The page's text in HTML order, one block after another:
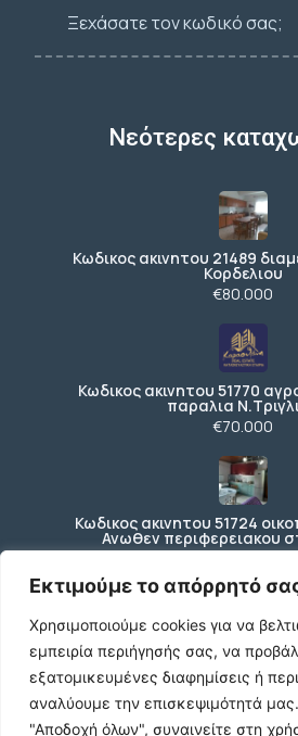
Εκτιμούμε το απόρρητό
Χρησιμοποιούμε cookies για να
εμπειρία περιήγησής σας, να
εξατομικευμένες διαφημίσεις ή
αναλύουμε την επισκεψιμότητά μας.
"Αποδοχή όλων", συναινείτε στη
Ξεχάσατε τον κωδικό σας;
Νεότερες
Κωδικος ακινητου 21489
Κορδελιου
€80.000
Κωδικος ακινητου 51770
παραλια
€70.000
Κωδικος ακινητου 51724
Ανωθεν περιφερειακου
Ενοικιάζεται ισόγειο
197 τ.μ. εξωτερικό
€3.000 /μήνα